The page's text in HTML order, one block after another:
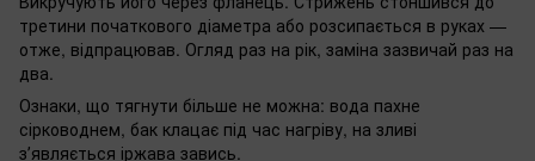
третини початкового діаметра або розсипається в руках —
отже, відпрацював. Огляд раз на рік, заміна зазвичай раз на
два.
Ознаки, що тягнути більше не можна: вода пахне
сірководнем, бак клацає під час нагріву, на зливі
зʼявляється іржава завись.